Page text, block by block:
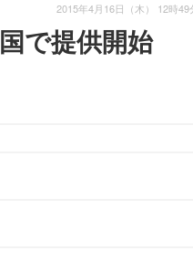
で提供開始
2015年4月16日（木） 12時49